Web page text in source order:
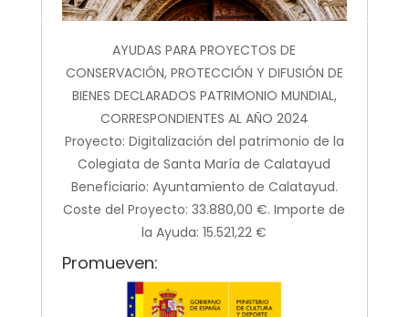
AYUDAS PARA PROYECTOS DE
CONSERVACIÓN, PROTECCIÓN Y DIFUSIÓN DE
BIENES DECLARADOS PATRIMONIO MUNDIAL,
CORRESPONDIENTES AL AÑO 2024
Proyecto: Digitalización del patrimonio de la
Colegiata de Santa María de Calatayud
Beneficiario: Ayuntamiento de Calatayud.
Coste del Proyecto: 33.880,00 €. Importe de
la Ayuda: 15.521,22 €
Promueven: